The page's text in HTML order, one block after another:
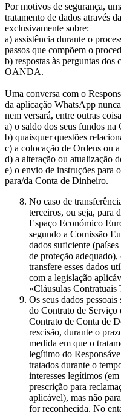
Por motivos de segurança,
tratamento de dados através
exclusivamente sobre:
a) assistência durante o
passos que compõem o
b) respostas às perguntas dos
OANDA.
Uma conversa com o
da aplicação WhatsApp
nem versará, entre outras
a) o saldo dos seus fundos
b) quaisquer questões
c) a colocação de Ordens ou
d) a alteração ou atualização
e) o envio de instruções para
para/da Conta de Dinheiro.
No caso de
terceiros, ou seja, para
Espaço Económico
segundo a Comissão
dados suficiente
de proteção
transfere esses dados
com a legislação
«Cláusulas Contratuais
Os seus dados
do Contrato de Serviço
Contrato de Conta de
rescisão, durante o
medida em que o
legítimo do
tratados durante o
interesses legítimos
prescrição para
aplicável), mas não
for reconhecida. No